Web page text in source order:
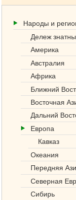
Народы и
Дележ
Америка
Австралия
Африка
Ближний
Восточная
Дальний
Европа
Кавказ
Океания
Передняя
Северная
Сибирь